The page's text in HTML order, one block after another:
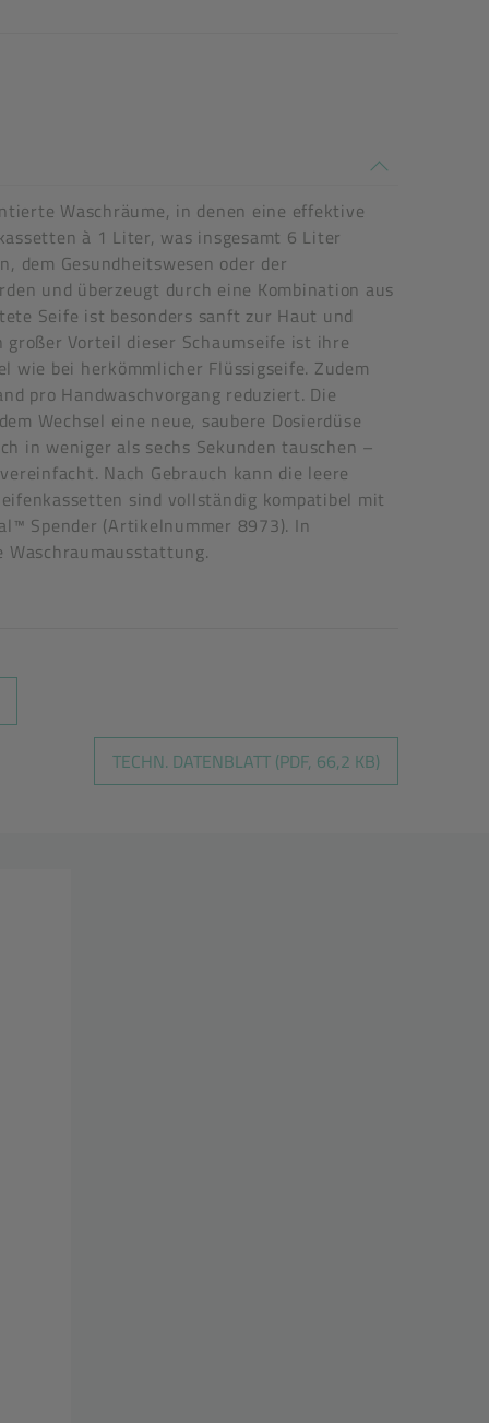
Waschräume, in denen eine effektive
à 1 Liter, was insgesamt 6 Liter
dem Gesundheitswesen oder der
und überzeugt durch eine Kombination aus
Seife ist besonders sanft zur Haut und
Vorteil dieser Schaumseife ist ihre
wie bei herkömmlicher Flüssigseife. Zudem
pro Handwaschvorgang reduziert. Die
Wechsel eine neue, saubere Dosierdüse
in weniger als sechs Sekunden tauschen –
Nach Gebrauch kann die leere
sind vollständig kompatibel mit
Spender (Artikelnummer 8973). In
TECHN. DATENBLATT (PDF, 66,2 KB)